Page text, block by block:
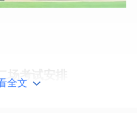
考试安排
全文